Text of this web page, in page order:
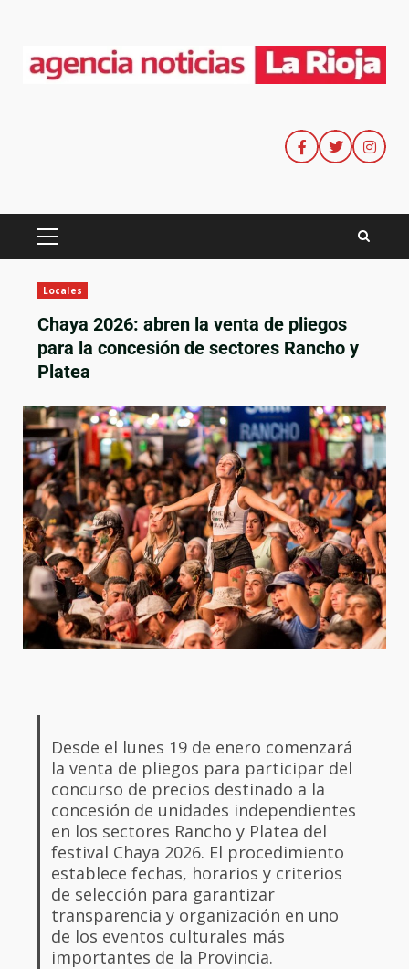
Locales
Chaya 2026: abren la venta de pliegos
para la concesión de sectores Rancho y
Platea
Desde el lunes 19 de enero comenzará
la venta de pliegos para participar del
concurso de precios destinado a la
concesión de unidades independientes
en los sectores Rancho y Platea del
festival Chaya 2026. El procedimiento
establece fechas, horarios y criterios
de selección para garantizar
transparencia y organización en uno
de los eventos culturales más
importantes de la Provincia.